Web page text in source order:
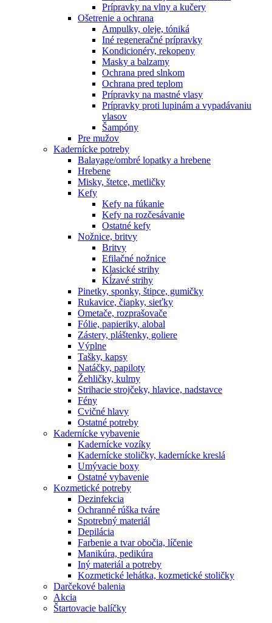
Prípravky na vlny a kučery
Ošetrenie a ochrana
Ampulky, oleje, tóniká
Iné regeneračné prípravky
Kondicionéry, rekopeny
Masky a balzamy
Ochrana pred slnkom
Ochrana pred teplom
Prípravky na mastné vlasy
Prípravky proti lupinám a vypadávaniu
vlasov
Šampóny
Pre mužov
Kadernícke potreby
Balayage/ombré lopatky a hrebene
Hrebene
Misky, štetce, metličky
Kefy
Kefy na fúkanie
Kefy na rozčesávanie
Ostatné kefy
Nožnice, britvy
Britvy
Efilačné nožnice
Klasické strihy
Kĺzavé strihy
Pinetky, sponky, štipce, gumičky
Rukavice, čiapky, sieťky
Ometače, rozprašovače
Fólie, papieriky, alobal
Zástery, pláštenky, goliere
Výplne
Tašky, kapsy
Natáčky, papiloty
Žehličky, kulmy
Strihacie strojčeky, hlavice, nadstavce
Fény
Cvičné hlavy
Ostatné potreby
Kadernícke vybavenie
Kadernícke vozíky
Kadernícke stoličky, kadernícke kreslá
Umývacie boxy
Ostatné vybavenie
Kozmetické potreby
Dezinfekcia
Ochranné rúška tváre
Spotrebný materiál
Depilácia
Farbenie a tvar obočia, líčenie
Manikúra, pedikúra
Iný materiál a potreby
Kozmetické lehátka, kozmetické stoličky
Darčekové balenia
Akcia
Štartovacie balíčky